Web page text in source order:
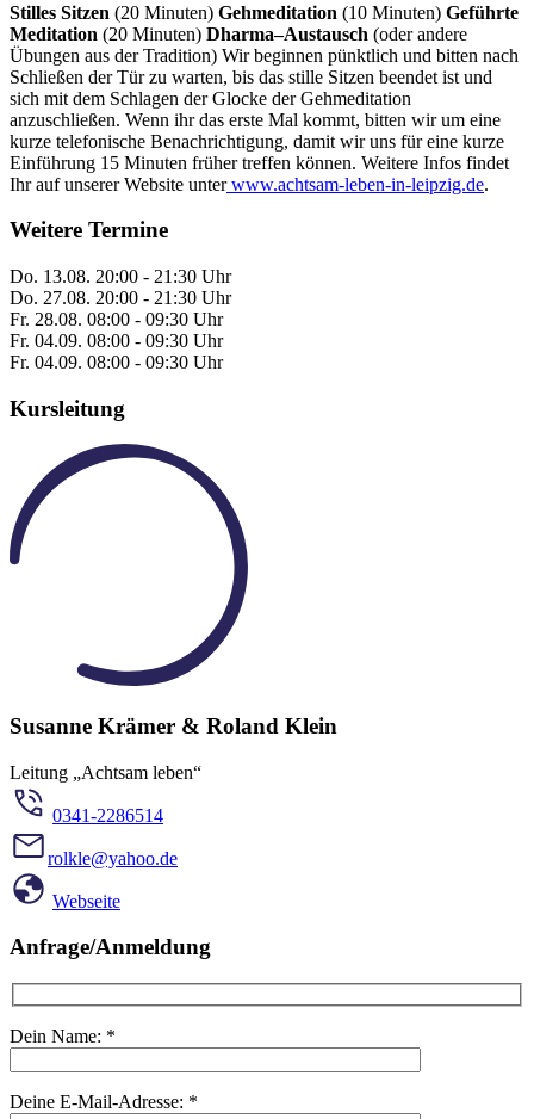
Stilles Sitzen (20 Minuten) Gehmeditation (10 Minuten) Geführte
Meditation (20 Minuten) Dharma–Austausch (oder andere
Übungen aus der Tradition) Wir beginnen pünktlich und bitten nach
Schließen der Tür zu warten, bis das stille Sitzen beendet ist und
sich mit dem Schlagen der Glocke der Gehmeditation
anzuschließen. Wenn ihr das erste Mal kommt, bitten wir um eine
kurze telefonische Benachrichtigung, damit wir uns für eine kurze
Einführung 15 Minuten früher treffen können. Weitere Infos findet
Ihr auf unserer Website unterwww.achtsam-leben-in-leipzig.de.
Weitere Termine
Do. 13.08. 20:00 - 21:30 Uhr
Do. 27.08. 20:00 - 21:30 Uhr
Fr. 28.08. 08:00 - 09:30 Uhr
Fr. 04.09. 08:00 - 09:30 Uhr
Fr. 04.09. 08:00 - 09:30 Uhr
Kursleitung
Susanne Krämer & Roland Klein
Leitung „Achtsam leben“
0341-2286514
rolkle@yahoo.de
Webseite
Anfrage/Anmeldung
Dein Name: *
Deine E-Mail-Adresse: *